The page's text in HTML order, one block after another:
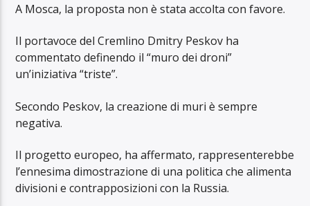
A Mosca, la proposta non è stata accolta con favore.
Il portavoce del Cremlino Dmitry Peskov ha
commentato definendo il “muro dei droni”
un’iniziativa “triste”.
Secondo Peskov, la creazione di muri è sempre
negativa.
Il progetto europeo, ha affermato, rappresenterebbe
l’ennesima dimostrazione di una politica che alimenta
divisioni e contrapposizioni con la Russia.